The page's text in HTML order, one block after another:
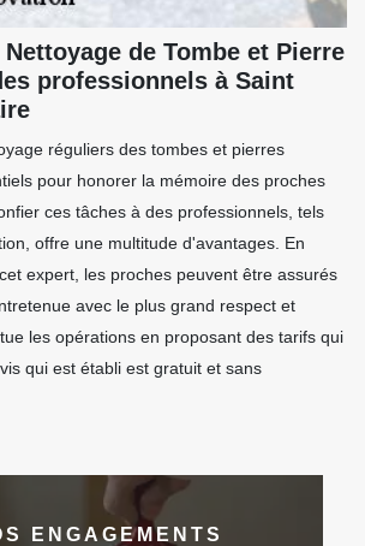
de Tombe et Pierre
professionnels à Saint
réguliers des tombes et pierres
pour honorer la mémoire des proches
ces tâches à des professionnels, tels
offre une multitude d'avantages. En
expert, les proches peuvent être assurés
avec le plus grand respect et
les opérations en proposant des tarifs qui
qui est établi est gratuit et sans
ENGAGEMENTS